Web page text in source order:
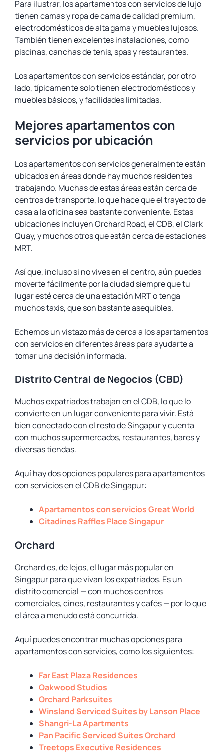
Para ilustrar, los apartamentos con servicios de lujo
tienen camas y ropa de cama de calidad premium,
electrodomésticos de alta gama y muebles lujosos.
También tienen excelentes instalaciones, como
piscinas, canchas de tenis, spas y restaurantes.
Los apartamentos con servicios estándar, por otro
lado, típicamente solo tienen electrodomésticos y
muebles básicos, y facilidades limitadas.
Mejores apartamentos con
servicios por ubicación
Los apartamentos con servicios generalmente están
ubicados en áreas donde hay muchos residentes
trabajando. Muchas de estas áreas están cerca de
centros de transporte, lo que hace que el trayecto de
casa a la oficina sea bastante conveniente. Estas
ubicaciones incluyen Orchard Road, el CDB, el Clark
Quay, y muchos otros que están cerca de estaciones
MRT.
Así que, incluso si no vives en el centro, aún puedes
moverte fácilmente por la ciudad siempre que tu
lugar esté cerca de una estación MRT o tenga
muchos taxis, que son bastante asequibles.
Echemos un vistazo más de cerca a los apartamentos
con servicios en diferentes áreas para ayudarte a
tomar una decisión informada.
Distrito Central de Negocios (CBD)
Muchos expatriados trabajan en el CDB, lo que lo
convierte en un lugar conveniente para vivir. Está
bien conectado con el resto de Singapur y cuenta
con muchos supermercados, restaurantes, bares y
diversas tiendas.
Aquí hay dos opciones populares para apartamentos
con servicios en el CDB de Singapur:
Apartamentos con servicios Great World
Citadines Raffles Place Singapur
Orchard
Orchard es, de lejos, el lugar más popular en
Singapur para que vivan los expatriados. Es un
distrito comercial — con muchos centros
comerciales, cines, restaurantes y cafés — por lo que
el área a menudo está concurrida.
Aquí puedes encontrar muchas opciones para
apartamentos con servicios, como los siguientes:
Far East Plaza Residences
Oakwood Studios
Orchard Parksuites
Winsland Serviced Suites by Lanson Place
Shangri-La Apartments
Pan Pacific Serviced Suites Orchard
Treetops Executive Residences